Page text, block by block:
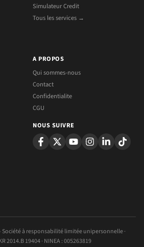
Simulateur Credit
Tous les services →
A PROPOS
Qui sommes-nous
Contact
Confidentialite
CGU
NOUS SUIVRE
à responsabilité limitée unipersonnelle ·
2014.B 19404 · NINEA : 005263819